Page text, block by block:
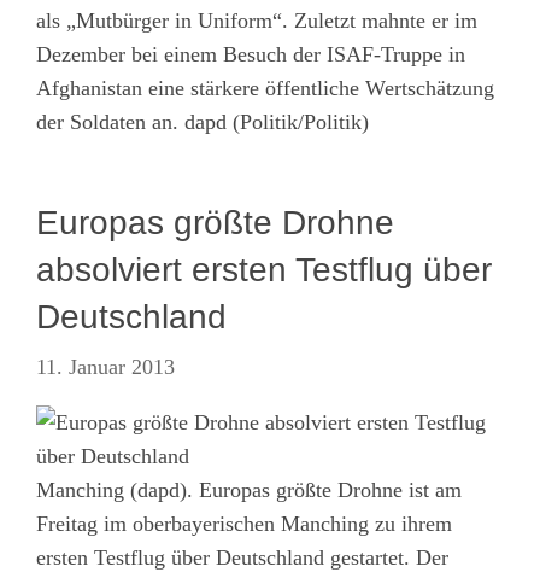
als „Mutbürger in Uniform“. Zuletzt mahnte er im
Dezember bei einem Besuch der ISAF-Truppe in
Afghanistan eine stärkere öffentliche Wertschätzung
der Soldaten an. dapd (Politik/Politik)
Europas größte Drohne
absolviert ersten Testflug über
Deutschland
11. Januar 2013
Manching (dapd). Europas größte Drohne ist am
Freitag im oberbayerischen Manching zu ihrem
ersten Testflug über Deutschland gestartet. Der